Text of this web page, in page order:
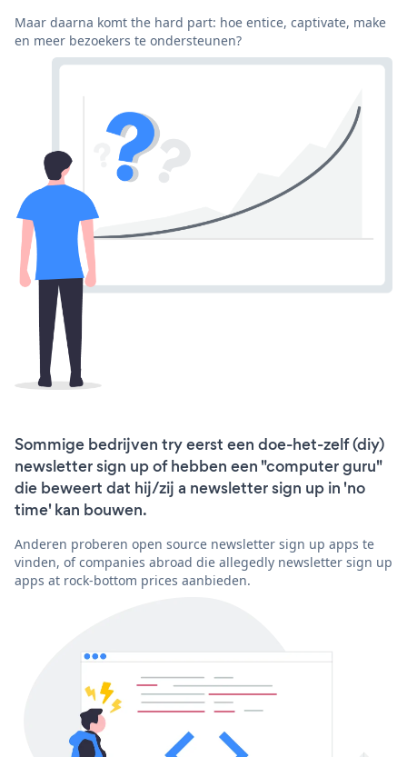
Maar daarna komt the hard part: hoe entice, captivate, make
en meer bezoekers te ondersteunen?
Sommige bedrijven try eerst een doe-het-zelf (diy)
newsletter sign up of hebben een "computer guru"
die beweert dat hij/zij a newsletter sign up in 'no
time' kan bouwen.
Anderen proberen open source newsletter sign up apps te
vinden, of companies abroad die allegedly newsletter sign up
apps at rock-bottom prices aanbieden.